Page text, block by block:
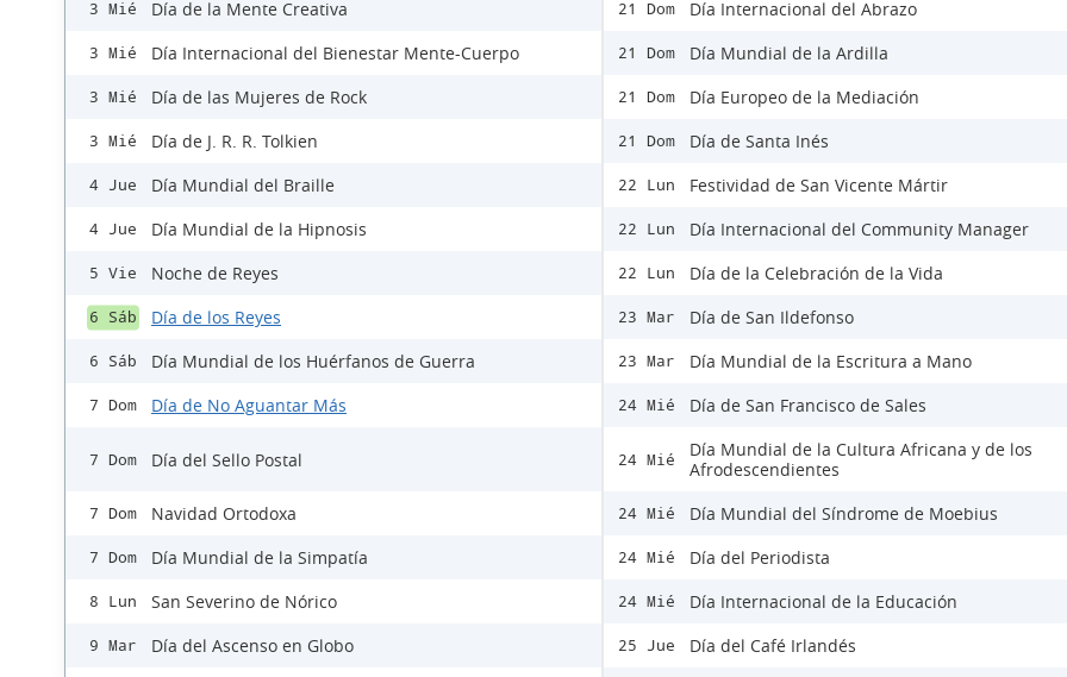
3 Mié Día de la Mente Creativa
3 Mié Día Internacional del Bienestar Mente-Cuerpo
3 Mié Día de las Mujeres de Rock
3 Mié Día de J. R. R. Tolkien
4 Jue Día Mundial del Braille
4 Jue Día Mundial de la Hipnosis
5 Vie Noche de Reyes
6 Sáb Día de los Reyes
6 Sáb Día Mundial de los Huérfanos de Guerra
7 Dom Día de No Aguantar Más
7 Dom Día del Sello Postal
7 Dom Navidad Ortodoxa
7 Dom Día Mundial de la Simpatía
8 Lun San Severino de Nórico
9 Mar Día del Ascenso en Globo
21 Dom Día Internacional del Abrazo
21 Dom Día Mundial de la Ardilla
21 Dom Día Europeo de la Mediación
21 Dom Día de Santa Inés
22 Lun Festividad de San Vicente Mártir
22 Lun Día Internacional del Community Manager
22 Lun Día de la Celebración de la Vida
23 Mar Día de San Ildefonso
23 Mar Día Mundial de la Escritura a Mano
24 Mié Día de San Francisco de Sales
24 Mié
Día Mundial de la Cultura Africana y de los
Afrodescendientes
24 Mié Día Mundial del Síndrome de Moebius
24 Mié Día del Periodista
24 Mié Día Internacional de la Educación
25 Jue Día del Café Irlandés